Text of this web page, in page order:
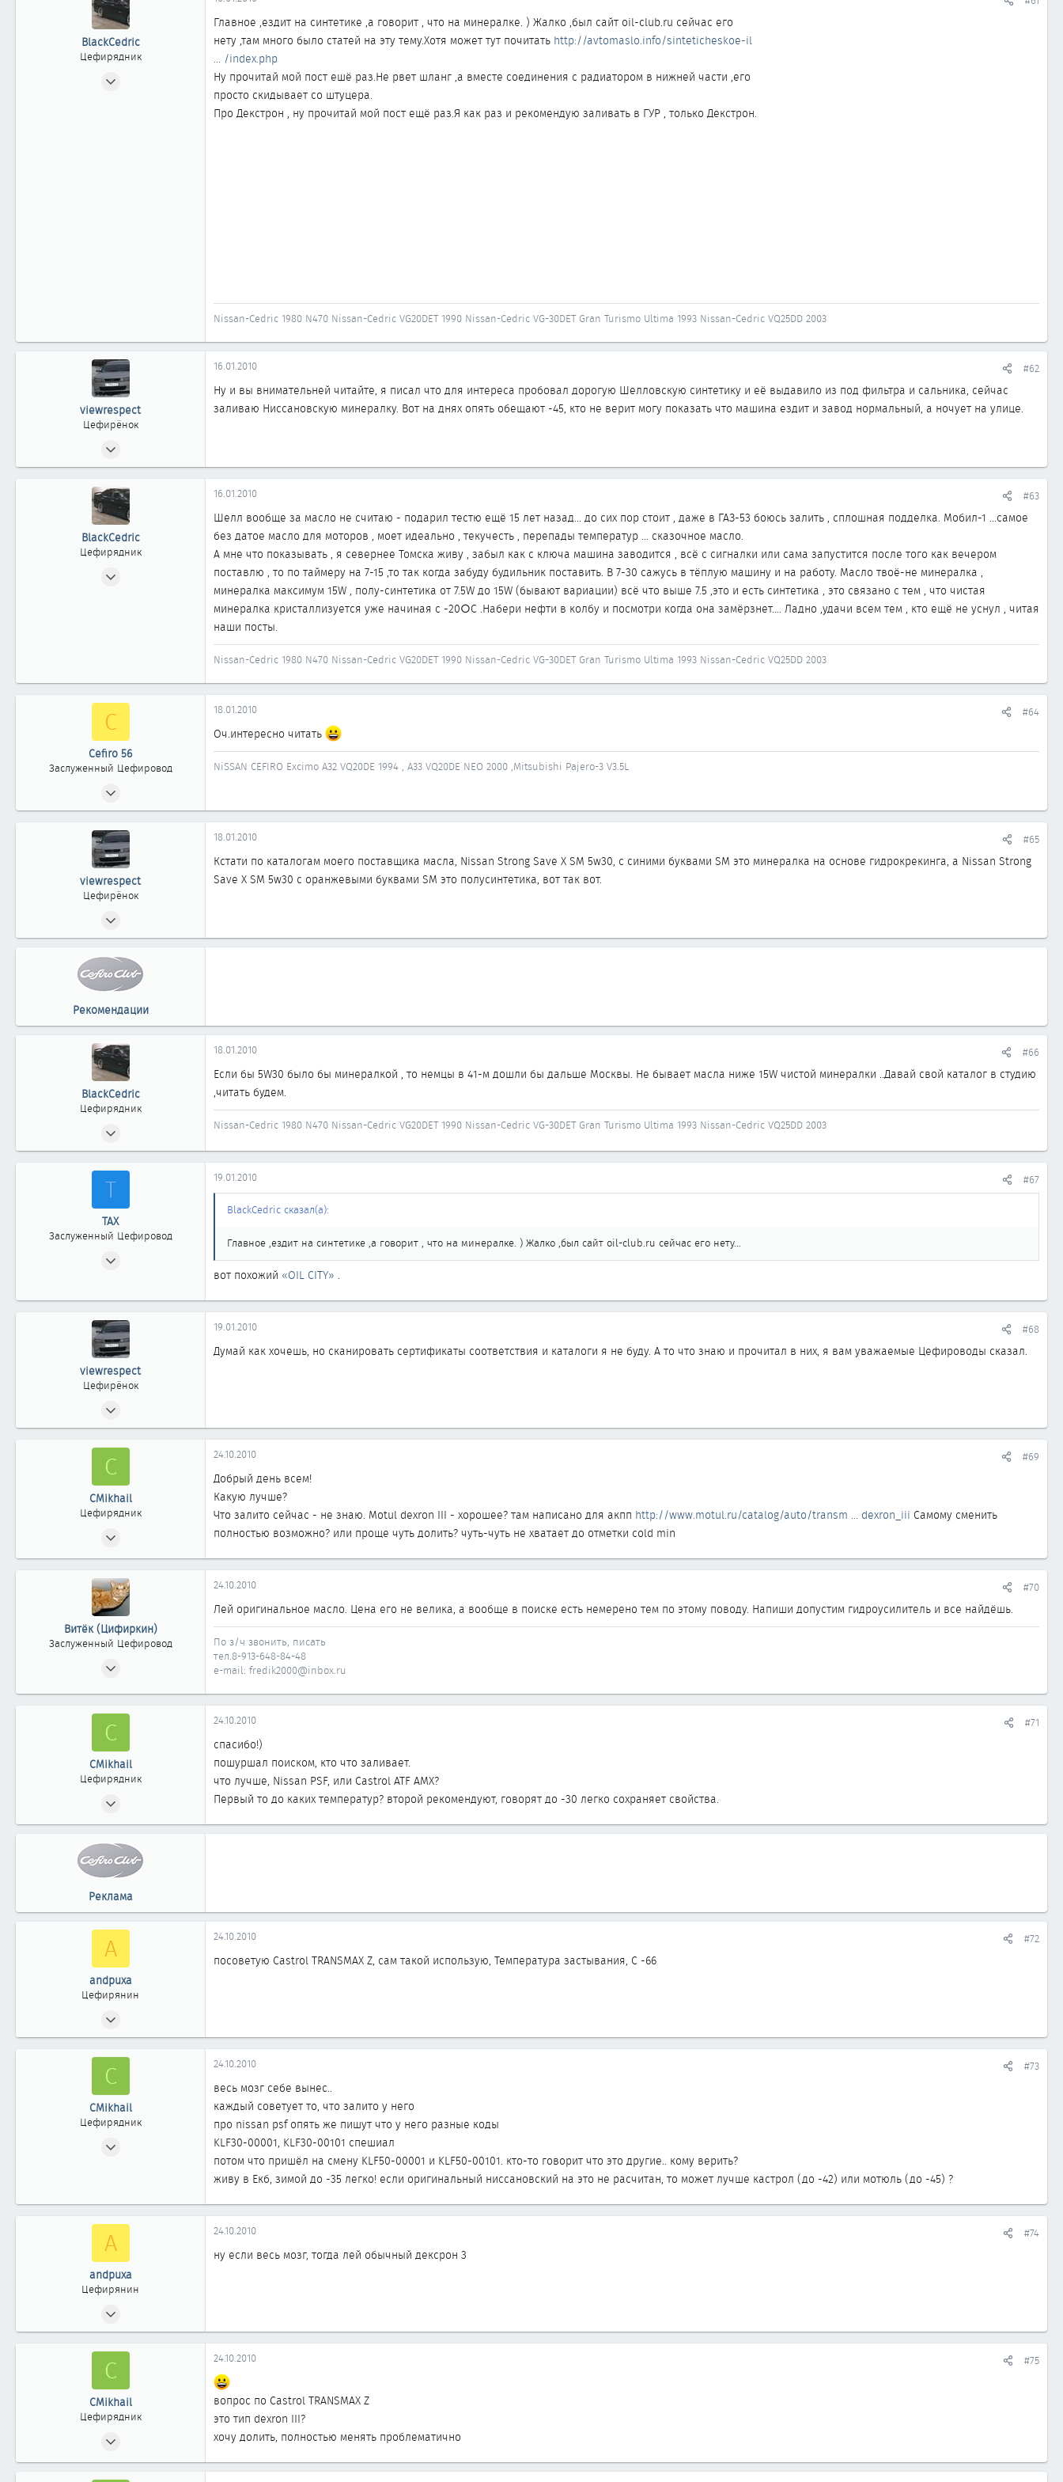
а
BlackCedric
Цефирядник
Главное ,ездит на синтетике ,а говорит , что на минералке. ) Жалко ,был сайт oil-club.ru сейчас его
нету ,там много было статей на эту тему.Хотя может тут почитать http://avtomaslo.info/sinteticheskoe-il
... /index.php
Ну прочитай мой пост ешё раз.Не рвет шланг ,а вместе соединения с радиатором в нижней части ,его
просто скидывает со штуцера.
Про Декстрон , ну прочитай мой пост ещё раз.Я как раз и рекомендую заливать в ГУР , только Декстрон.
Nissan-Cedric 1980 N470 Nissan-Cedric VG20DET 1990 Nissan-Cedric VG-30DET Gran Turismo Ultima 1993 Nissan-Cedric VQ25DD 2003
viewrespect
Цефирёнок
35
16.01.2010 #62
Ну и вы внимательней читайте, я писал что для интереса пробовал дорогую Шелловскую синтетику и её выдавило из под фильтра и сальника, сейчас
заливаю Ниссановскую минералку. Вот на днях опять обещают -45, кто не верит могу показать что машина ездит и завод нормальный, а ночует на улице.
BlackCedric
Цефирядник
16.01.2010 #63
Шелл вообще за масло не считаю - подарил тестю ещё 15 лет назад... до сих пор стоит , даже в ГАЗ-53 боюсь залить , сплошная подделка. Мобил-1 ...самое
без датое масло для моторов , моет идеально , текучесть , перепады температур ... сказочное масло.
А мне что показывать , я севернее Томска живу , забыл как с ключа машина заводится , всё с сигналки или сама запустится после того как вечером
поставлю , то по таймеру на 7-15 ,то так когда забуду будильник поставить. В 7-30 сажусь в тёплую машину и на работу. Масло твоё-не минералка ,
минералка максимум 15W , полу-синтетика от 7.5W до 15W (бывают вариации) всё что выше 7.5 ,это и есть синтетика , это связано с тем , что чистая
минералка кристаллизуется уже начиная с -20○С .Набери нефти в колбу и посмотри когда она замёрзнет.... Ладно ,удачи всем тем , кто ещё не уснул , читая
наши посты.
Nissan-Cedric 1980 N470 Nissan-Cedric VG20DET 1990 Nissan-Cedric VG-30DET Gran Turismo Ultima 1993 Nissan-Cedric VQ25DD 2003
C
Cefiro 56
Заслуженный Цефировод
1 556
18.01.2010 #64
Оч.интересно читать
NiSSAN CEFIRO Excimo А32 VQ20DE 1994 , А33 VQ20DE NEO 2000 ,Mitsubishi Pajero-3 V3.5L
viewrespect
Цефирёнок
35
18.01.2010 #65
Кстати по каталогам моего поставщика масла, Nissan Strong Save X SM 5w30, с синими буквами SM это минералка на основе гидрокрекинга, а Nissan Strong
Save X SM 5w30 с оранжевыми буквами SM это полусинтетика, вот так вот.
Рекомендации
BlackCedric
Цефирядник
156
Нижневартовск
18.01.2010 #66
Если бы 5W30 было бы минералкой , то немцы в 41-м дошли бы дальше Москвы. Не бывает масла ниже 15W чистой минералки ..Давай свой каталог в студию
,читать будем.
Nissan-Cedric 1980 N470 Nissan-Cedric VG20DET 1990 Nissan-Cedric VG-30DET Gran Turismo Ultima 1993 Nissan-Cedric VQ25DD 2003
Т
ТАХ
Заслуженный Цефировод
19.01.2010 #67
BlackCedric сказал(а):
Главное ,ездит на синтетике ,а говорит , что на минералке. ) Жалко ,был сайт oil-club.ru сейчас его нету...
вот похожий «OIL CITY» .
viewrespect
Цефирёнок
35
19.01.2010 #68
Думай как хочешь, но сканировать сертификаты соответствия и каталоги я не буду. А то что знаю и прочитал в них, я вам уважаемые Цефироводы сказал.
C
CMikhail
Цефирядник
24.10.2010 #69
Добрый день всем!
Какую лучше?
Что залито сейчас - не знаю. Motul dexron III - хорошее? там написано для акпп http://www.motul.ru/catalog/auto/transm ... dexron_iii Самому сменить
полностью возможно? или проще чуть долить? чуть-чуть не хватает до отметки cold min
Витёк (Цифиркин)
Заслуженный Цефировод
24.10.2010 #70
Лей оригинальное масло. Цена его не велика, а вообще в поиске есть немерено тем по этому поводу. Напиши допустим гидроусилитель и все найдёшь.
По з/ч звонить, писать
тел.8-913-648-84-48
e-mail: fredik2000@inbox.ru
C
CMikhail
Цефирядник
24.10.2010 #71
спасибо!)
пошуршал поиском, кто что заливает.
что лучше, Nissan PSF, или Castrol ATF AMX?
Первый то до каких температур? второй рекомендуют, говорят до -30 легко сохраняет свойства.
Реклама
A
andpuxa
Цефирянин
328
24.10.2010 #72
посоветую Castrol TRANSMAX Z, сам такой использую, Температура застывания, С -66
C
CMikhail
Цефирядник
61
24.10.2010 #73
весь мозг себе вынес..
каждый советует то, что залито у него
про nissan psf опять же пишут что у него разные коды
KLF30-00001, KLF30-00101 спешиал
потом что пришёл на смену KLF50-00001 и KLF50-00101. кто-то говорит что это другие.. кому верить?
живу в Екб, зимой до -35 легко! если оригинальный ниссановский на это не расчитан, то может лучше кастрол (до -42) или мотюль (до -45) ?
A
andpuxa
Цефирянин
328
24.10.2010 #74
ну если весь мозг, тогда лей обычный дексрон 3
C
CMikhail
Цефирядник
24.10.2010 #75
вопрос по Castrol TRANSMAX Z
это тип dexron III?
хочу долить, полностью менять проблематично